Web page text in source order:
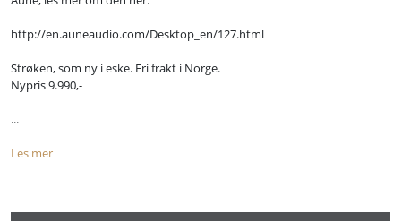
http://en.auneaudio.com/Desktop_en/127.html
Strøken, som ny i eske. Fri frakt i Norge.
Nypris 9.990,-
...
Les mer